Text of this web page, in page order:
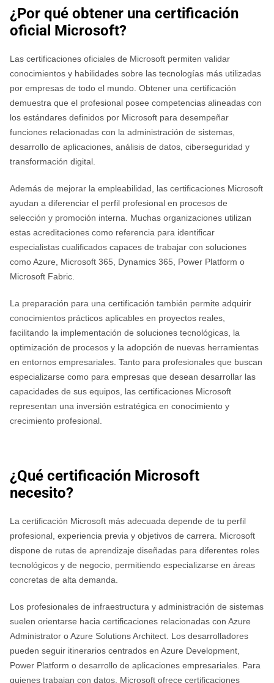
¿Por qué obtener una certificación
oficial Microsoft?
Las certificaciones oficiales de Microsoft permiten validar
conocimientos y habilidades sobre las tecnologías más utilizadas
por empresas de todo el mundo. Obtener una certificación
demuestra que el profesional posee competencias alineadas con
los estándares definidos por Microsoft para desempeñar
funciones relacionadas con la administración de sistemas,
desarrollo de aplicaciones, análisis de datos, ciberseguridad y
transformación digital.
Además de mejorar la empleabilidad, las certificaciones Microsoft
ayudan a diferenciar el perfil profesional en procesos de
selección y promoción interna. Muchas organizaciones utilizan
estas acreditaciones como referencia para identificar
especialistas cualificados capaces de trabajar con soluciones
como Azure, Microsoft 365, Dynamics 365, Power Platform o
Microsoft Fabric.
La preparación para una certificación también permite adquirir
conocimientos prácticos aplicables en proyectos reales,
facilitando la implementación de soluciones tecnológicas, la
optimización de procesos y la adopción de nuevas herramientas
en entornos empresariales. Tanto para profesionales que buscan
especializarse como para empresas que desean desarrollar las
capacidades de sus equipos, las certificaciones Microsoft
representan una inversión estratégica en conocimiento y
crecimiento profesional.
¿Qué certificación Microsoft
necesito?
La certificación Microsoft más adecuada depende de tu perfil
profesional, experiencia previa y objetivos de carrera. Microsoft
dispone de rutas de aprendizaje diseñadas para diferentes roles
tecnológicos y de negocio, permitiendo especializarse en áreas
concretas de alta demanda.
Los profesionales de infraestructura y administración de sistemas
suelen orientarse hacia certificaciones relacionadas con Azure
Administrator o Azure Solutions Architect. Los desarrolladores
pueden seguir itinerarios centrados en Azure Development,
Power Platform o desarrollo de aplicaciones empresariales. Para
quienes trabajan con datos, Microsoft ofrece certificaciones